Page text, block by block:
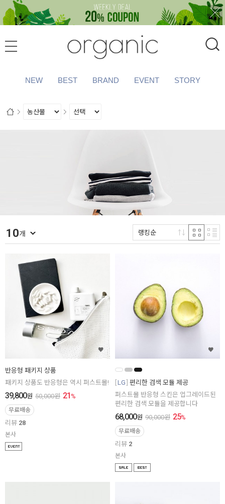
NEW BEST BRAND EVENT STORY
10개 랭킹순
반응형 패키지 상품
패키지 상품도 반응형은 역시 퍼스트몰!
39,800원 50,000원 21 %
무료배송
리뷰 28
본사
LG 편리한 검색 모듈 제공
퍼스트몰 반응형 스킨은 업그레이드된
편리한 검색 모듈을 제공합니다
68,000원 90,000원 25%
무료배송
리뷰 2
본사